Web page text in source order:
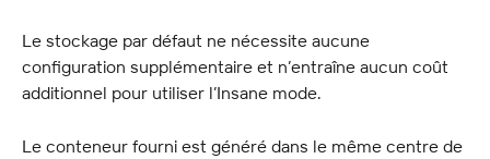
Le stockage par défaut ne nécessite aucune
configuration supplémentaire et n’entraîne aucun coût
additionnel pour utiliser l’Insane mode.
Le conteneur fourni est généré dans le même centre de